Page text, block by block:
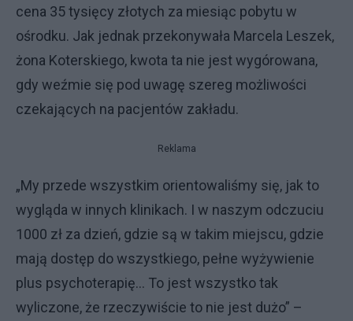
cena 35 tysięcy złotych za miesiąc pobytu w
ośrodku. Jak jednak przekonywała Marcela Leszek,
żona Koterskiego, kwota ta nie jest wygórowana,
gdy weźmie się pod uwagę szereg możliwości
czekających na pacjentów zakładu.
Reklama
„My przede wszystkim orientowaliśmy się, jak to
wygląda w innych klinikach. I w naszym odczuciu
1000 zł za dzień, gdzie są w takim miejscu, gdzie
mają dostęp do wszystkiego, pełne wyżywienie
plus psychoterapię… To jest wszystko tak
wyliczone, że rzeczywiście to nie jest dużo” –